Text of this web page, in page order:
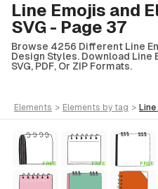
Line Emojis and
SVG - Page 37
Browse 4256 Different Line
Design Styles. Download Line
SVG, PDF, Or ZIP Formats.
elements > elements by tag > line
FREE FREE FREE